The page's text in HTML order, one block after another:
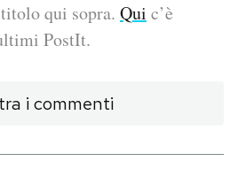
qui sopra. Qui c’è
PostIt.
i commenti